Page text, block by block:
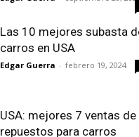
Las 10 mejores subasta
carros en USA
Edgar Guerra - febrero 19, 2024
USA: mejores 7 ventas de
repuestos para carros